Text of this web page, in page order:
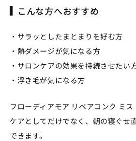
こんな方へおすすめ
・サラッとしたまとまりを好む方
・熱ダメージが気になる方
・サロンケアの効果を持続させたい
・浮き毛が気になる方
フローディアモア リペアコンク ミ
ケアとしてだけでなく、朝の寝ぐせ
できます。